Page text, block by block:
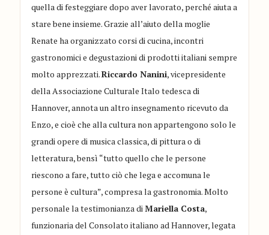
quella di festeggiare dopo aver lavorato, perché aiuta a
stare bene insieme. Grazie all’aiuto della moglie
Renate ha organizzato corsi di cucina, incontri
gastronomici e degustazioni di prodotti italiani sempre
molto apprezzati.Riccardo Nanini, vicepresidente
della Associazione Culturale Italo tedesca di
Hannover, annota un altro insegnamento ricevuto da
Enzo, e cioè che alla cultura non appartengono solo le
grandi opere di musica classica, di pittura o di
letteratura, bensì “tutto quello che le persone
riescono a fare, tutto ciò che lega e accomuna le
persone è cultura”, compresa la gastronomia. Molto
personale la testimonianza di Mariella Costa,
funzionaria del Consolato italiano ad Hannover, legata